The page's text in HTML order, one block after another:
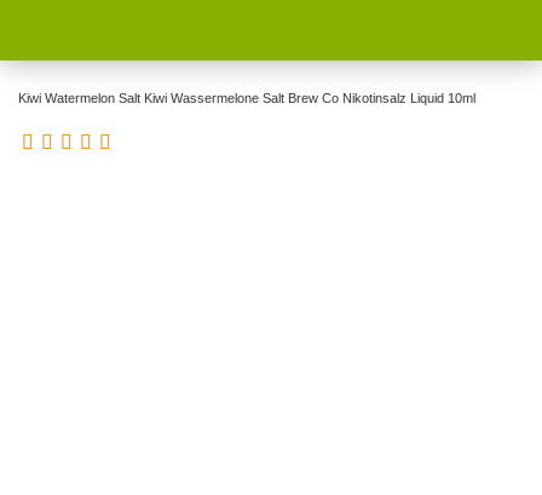
Kiwi Watermelon Salt Kiwi Wassermelone Salt Brew Co Nikotinsalz Liquid 10ml